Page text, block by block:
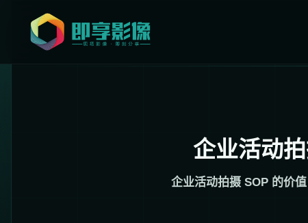
企业活动
企业活动拍摄 SOP 的价